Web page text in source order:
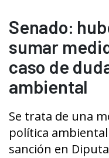
Senado:
sumar
caso de
ambiental
Se trata de una
política
sanción en